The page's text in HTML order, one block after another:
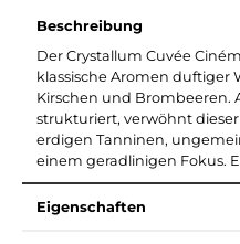
Beschreibung
Der Crystallum Cuvée
klassische Aromen duftiger
Kirschen und Brombeeren.
strukturiert, verwöhnt
erdigen Tanninen,
einem geradlinigen Fokus.
Eigenschaften